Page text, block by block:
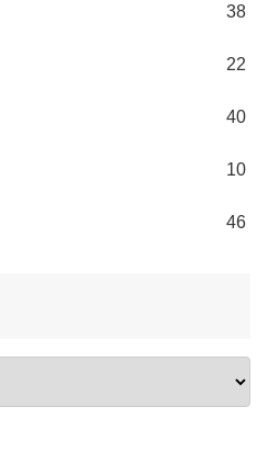
38
22
40
10
46